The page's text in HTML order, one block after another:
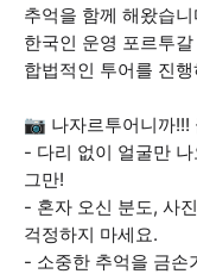
추억을 함께 해왔습니
한국인 운영 포르투
합법적인 투어를 진
📷 나자르투어니까!!!
- 다리 없이 얼굴만
그만!
- 혼자 오신 분도, 사
걱정하지 마세요.
- 소중한 추억을 금손